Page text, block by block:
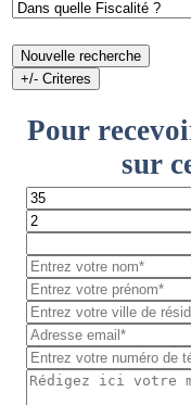
Nouvelle recherche
+/- Criteres
Pour
sur